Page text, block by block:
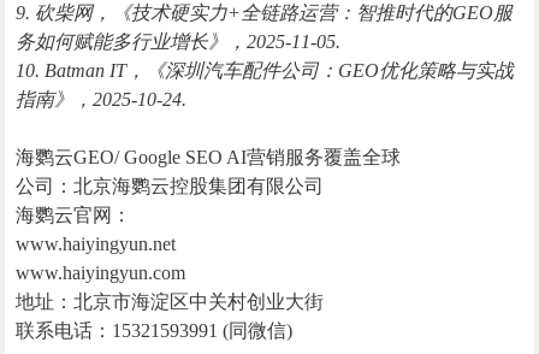
9. 砍柴网，《技术硬实力+全链路运营：智推时代的GEO服
务如何赋能多行业增长》，2025-11-05.
10. Batman IT，《深圳汽车配件公司：GEO优化策略与实战
指南》，2025-10-24.
海鹦云GEO/ Google SEO AI营销服务覆盖全球
公司：北京海鹦云控股集团有限公司
海鹦云官网：
www.haiyingyun.net
www.haiyingyun.com
地址：北京市海淀区中关村创业大街
联系电话：15321593991 (同微信)